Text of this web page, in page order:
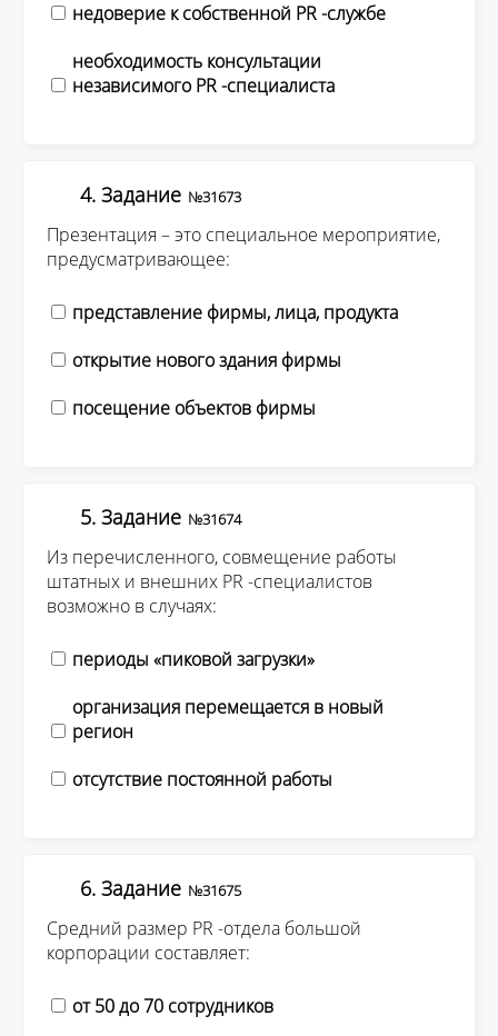
недоверие к собственной PR -службе
необходимость консультации
независимого PR -специалиста
4. Задание №31673
Презентация – это специальное мероприятие,
предусматривающее:
представление фирмы, лица, продукта
открытие нового здания фирмы
посещение объектов фирмы
5. Задание №31674
Из перечисленного, совмещение работы
штатных и внешних PR -специалистов
возможно в случаях:
периоды «пиковой загрузки»
организация перемещается в новый
регион
отсутствие постоянной работы
6. Задание №31675
Средний размер PR -отдела большой
корпорации составляет:
от 50 до 70 сотрудников